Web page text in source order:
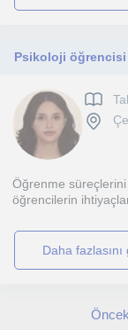
Öğrenme süreçlerini
öğrencilerin
daha